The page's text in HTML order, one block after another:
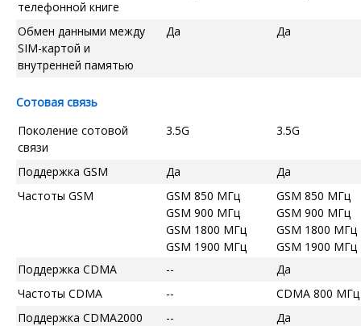
телефонной книге
Обмен данными между
SIM-картой и
внутренней памятью
Да Да
Сотовая связь
Поколение сотовой
связи
3.5G 3.5G
Поддержка GSM Да
Да
Частоты GSM
GSM 850 МГц
GSM 900 МГц
GSM 1800 МГц
GSM 1900 МГц
GSM 850 МГц
GSM 900 МГц
GSM 1800 МГц
GSM 1900 МГц
Поддержка CDMA
--
Да
Частоты CDMA
--
CDMA 800 МГц
Поддержка CDMA2000
--
Да